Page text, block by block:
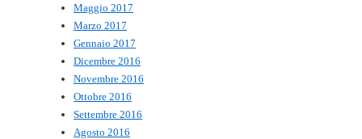
Maggio 2017
Marzo 2017
Gennaio 2017
Dicembre 2016
Novembre 2016
Ottobre 2016
Settembre 2016
Agosto 2016